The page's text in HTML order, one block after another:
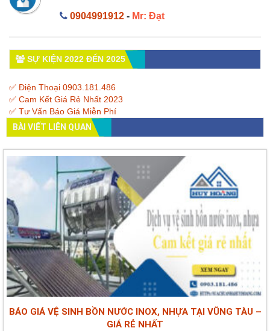
0904991912- Mr: Đạt
SỰ KIỆN 2022 ĐẾN 2025
✅ Điện Thoại 0903.181.486
✅ Cam Kết Giá Rẻ Nhất 2023
✅ Tư Vấn Báo Giá Miễn Phí
BÀI VIẾT LIÊN QUAN
BÁO GIÁ VỆ SINH BỒN NƯỚC INOX, NHỰA TẠI VŨNG TÀU –
GIÁ RẺ NHẤT